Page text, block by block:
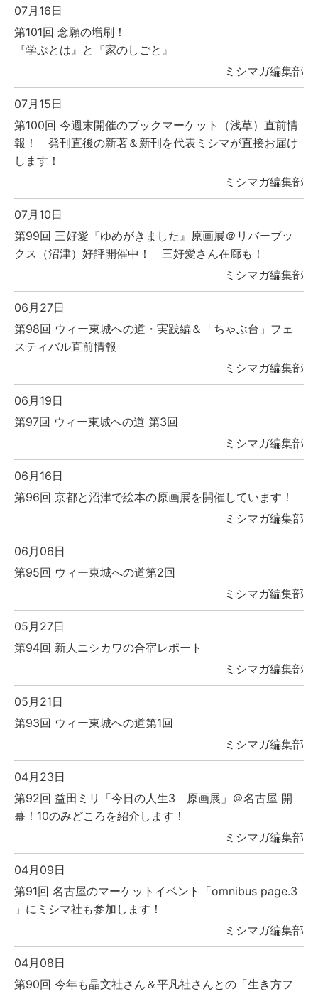
07月16日
第101回 念願の増刷！
『学ぶとは』と『家のしごと』
ミシマガ編集部
07月15日
第100回 今週末開催のブックマーケット（浅草）直前情
報！ 発刊直後の新著＆新刊を代表ミシマが直接お届け
します！
ミシマガ編集部
07月10日
第99回 三好愛『ゆめがきました』原画展＠リバーブッ
クス（沼津）好評開催中！ 三好愛さん在廊も！
ミシマガ編集部
06月27日
第98回 ウィー東城への道・実践編＆「ちゃぶ台」フェ
スティバル直前情報
ミシマガ編集部
06月19日
第97回 ウィー東城への道 第3回
ミシマガ編集部
06月16日
第96回 京都と沼津で絵本の原画展を開催しています！
ミシマガ編集部
06月06日
第95回 ウィー東城への道第2回
ミシマガ編集部
05月27日
第94回 新人ニシカワの合宿レポート
ミシマガ編集部
05月21日
第93回 ウィー東城への道第1回
ミシマガ編集部
04月23日
第92回 益田ミリ「今日の人生3 原画展」＠名古屋 開
幕！10のみどころを紹介します！
ミシマガ編集部
04月09日
第91回 名古屋のマーケットイベント「omnibus page.3
」にミシマ社も参加します！
ミシマガ編集部
04月08日
第90回 今年も晶文社さん＆平凡社さんとの「生き方フ